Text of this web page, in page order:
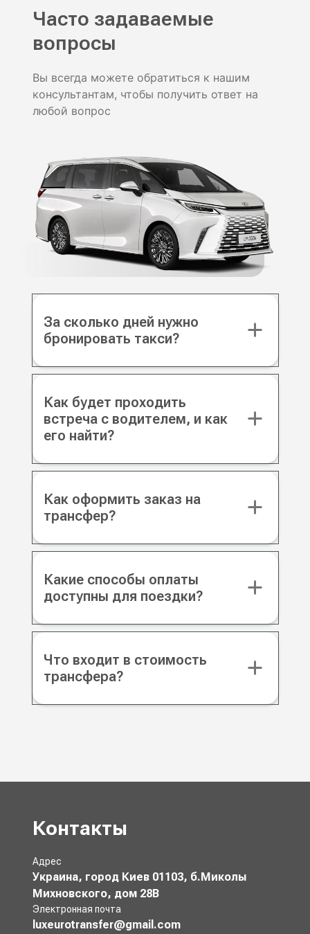
Часто задаваемые
вопросы
Вы всегда можете обратиться к нашим
консультантам, чтобы получить ответ на
любой вопрос
За сколько дней нужно
бронировать такси?
Как будет проходить
встреча с водителем, и как
его найти?
Как оформить заказ на
трансфер?
Какие способы оплаты
доступны для поездки?
Что входит в стоимость
трансфера?
Контакты
Адрес
Украина, город Киев 01103, б.Миколы
Михновского, дом 28В
Электронная почта
luxeurotransfer@gmail.com